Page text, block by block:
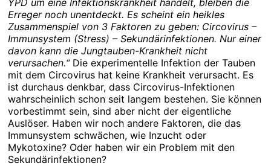
Erreger noch unentdeckt. Es scheint ein heikles
Zusammenspiel von 3 Faktoren zu geben: Circovirus –
Immunsystem (Stress) – Sekundärinfektionen. Nur einer
davon kann die Jungtauben-Krankheit nicht
verursachen.“Die experimentelle Infektion der Tauben
mit dem Circovirus hat keine Krankheit verursacht. Es
ist durchaus denkbar, dass Circovirus-Infektionen
wahrscheinlich schon seit langem bestehen. Sie können
vorbestimmt sein, sind aber nicht der eigentliche
Auslöser. Haben wir noch andere Faktoren, die das
Immunsystem schwächen, wie Inzucht oder
Mykotoxine? Oder haben wir ein Problem mit den
Sekundärinfektionen?